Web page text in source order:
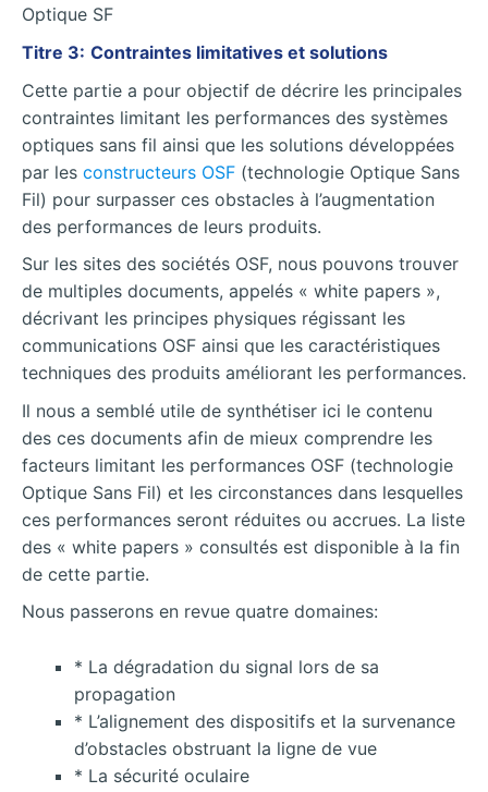
Optique SF
Titre 3: Contraintes limitatives et solutions
Cette partie a pour objectif de décrire les principales
contraintes limitant les performances des systèmes
optiques sans fil ainsi que les solutions développées
par les constructeurs OSF (technologie Optique Sans
Fil) pour surpasser ces obstacles à l’augmentation
des performances de leurs produits.
Sur les sites des sociétés OSF, nous pouvons trouver
de multiples documents, appelés « white papers »,
décrivant les principes physiques régissant les
communications OSF ainsi que les caractéristiques
techniques des produits améliorant les performances.
Il nous a semblé utile de synthétiser ici le contenu
des ces documents afin de mieux comprendre les
facteurs limitant les performances OSF (technologie
Optique Sans Fil) et les circonstances dans lesquelles
ces performances seront réduites ou accrues. La liste
des « white papers » consultés est disponible à la fin
de cette partie.
Nous passerons en revue quatre domaines:
* La dégradation du signal lors de sa
propagation
* L’alignement des dispositifs et la survenance
d’obstacles obstruant la ligne de vue
* La sécurité oculaire